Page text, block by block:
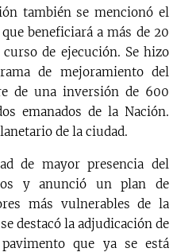
también se mencionó el
beneficiará a más de 20
de ejecución. Se hizo
de mejoramiento del
de una inversión de 600
emanados de la Nación.
de la ciudad.
de mayor presencia del
y anunció un plan de
más vulnerables de la
destacó la adjudicación de
que ya se está